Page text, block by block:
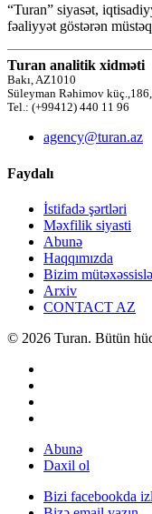
“Turan” siyasət,
fəaliyyət göstərən
Turan analitik xidməti
Bakı, AZ1010
Süleyman Rəhimov
Tel.: (+99412) 440 11 96
agency@turan.az
Faydalı
İstifadə şərtləri
Məxfilik siyasti
Abunə
Haqqımızda
Bizim
Arxiv
CONTACT AZ
© 2026 Turan. Bütün
Abunə
Daxil ol
Bizi facebookda